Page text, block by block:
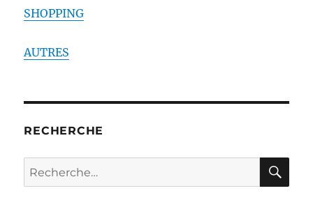
SHOPPING
AUTRES
RECHERCHE
Recherche
pour :